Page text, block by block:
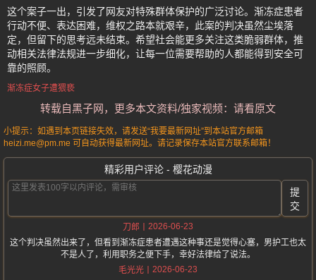
这个案子一出，引发了网友对特殊群体保护的广泛讨论。渐冻症患者
行动不便、表达困难，维权之路本就艰辛，此案的判决虽然尘埃落
定，但留下的思考远未结束。希望社会能更多关注这类脆弱群体，推
动相关法律法规进一步细化，让每一位需要帮助的人都能得到安全可
靠的照顾。
渐冻症女子遭猥亵
转载自黑子网，更多本文资料/独家视频：请看原文
小提示：如遇到本页链接失效，请发送“我要最新网址”到本站官方邮箱
heizi.me@pm.me 可自动获得最新网址。请记录保存本站官方联系邮箱！
精彩用户评论 - 樱花动漫
提
交
刀郎
2026-06-23
这个判决虽然出来了，但看到渐冻症患者遭遇这种事还是觉得心塞，男护工也太
不是人了，利用职务之便下手，幸好法律给了说法。
毛光光
2026-06-23